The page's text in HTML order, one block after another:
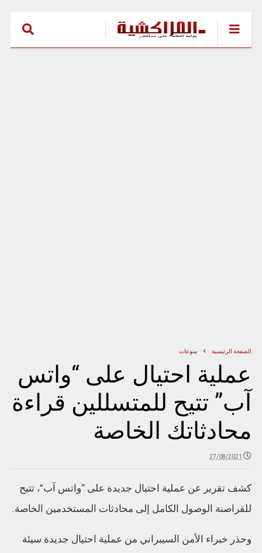
الصفحة الرئيسية منوعات
عملية احتيال على “واتس
آب” تتيح للمتسللين قراءة
محادثاتك الخاصة
27/08/2021
كشف تقرير عن عملية احتيال جديدة على “واتس آب”، تتيح
للقراصنة الوصول الكامل إلى محادثات المستخدمين الخاصة.
وحذر خبراء الأمن السيبراني من عملية احتيال جديدة سيئة